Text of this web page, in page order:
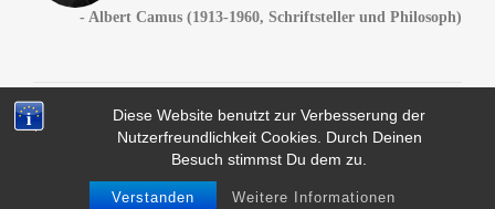
Diese Website benutzt zur Verbesserung der
Nutzerfreundlichkeit Cookies. Durch Deinen
Besuch stimmst Du dem zu.
Verstanden Weitere Informationen
- Albert Camus (1913-1960, Schriftsteller und Philosoph)
. All Rights Reserved, da Fuck!
info@kunstguerilla.org